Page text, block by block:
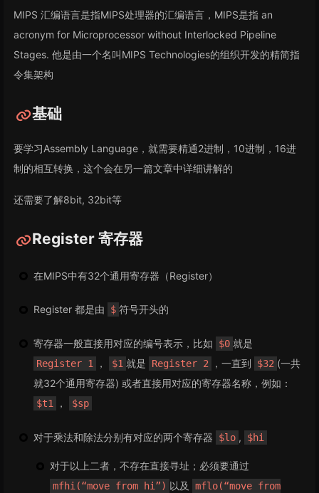
MIPS 汇编语言是指MIPS处理器的汇编语言，MIPS是指 an
acronym for Microprocessor without Interlocked Pipeline
Stages. 他是由一个名叫MIPS Technologies的组织开发的精简指
令集架构
基础
要学习Assembly Language，就需要精通2进制，10进制，16进
制的相互转换，这个会在另一篇文章中详细讲解的
还需要了解8bit, 32bit等
Register 寄存器
在MIPS中有32个通用寄存器（Register）
Register 都是由 $ 符号开头的
寄存器一般直接用对应的编号表示，比如 $0 就是
Register 1 ， $1 就是 Register 2 ，一直到 $32 (一共
就32个通用寄存器) 或者直接用对应的寄存器名称，例如：
$t1 ， $sp
对于乘法和除法分别有对应的两个寄存器 $lo , $hi
对于以上二者，不存在直接寻址；必须要通过
mfhi(“move from hi”) 以及
mflo(“move from